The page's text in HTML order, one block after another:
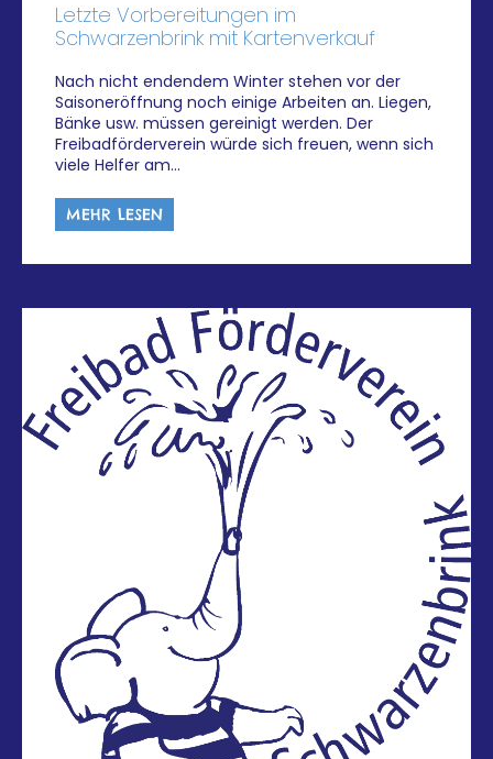
Letzte Vorbereitungen im
Schwarzenbrink mit Kartenverkauf
Nach nicht endendem Winter stehen vor der
Saisoneröffnung noch einige Arbeiten an. Liegen,
Bänke usw. müssen gereinigt werden. Der
Freibadförderverein würde sich freuen, wenn sich
viele Helfer am…
MEHR LESEN